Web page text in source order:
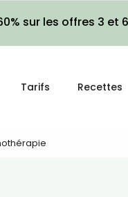
sur les offres 3 et
Tarifs Recettes